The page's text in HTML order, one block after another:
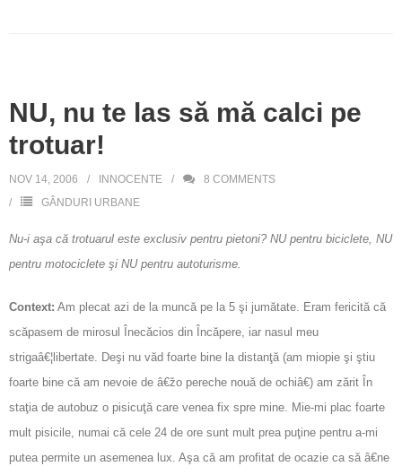
NU, nu te las să mă calci pe
trotuar!
NOV 14, 2006 INNOCENTE 8 COMMENTS
GÂNDURI URBANE
Nu-i aşa că trotuarul este exclusiv pentru pietoni? NU pentru biciclete, NU
pentru motociclete şi NU pentru autoturisme.
Context: Am plecat azi de la muncă pe la 5 şi jumătate. Eram fericită că
scăpasem de mirosul Înecăcios din Încăpere, iar nasul meu
strigaâ€¦libertate. Deşi nu văd foarte bine la distanţă (am miopie şi ştiu
foarte bine că am nevoie de â€žo pereche nouă de ochiâ€) am zărit În
staţia de autobuz o pisicuţă care venea fix spre mine. Mie-mi plac foarte
mult pisicile, numai că cele 24 de ore sunt mult prea puţine pentru a-mi
putea permite un asemenea lux. Aşa că am profitat de ocazie ca să â€ne